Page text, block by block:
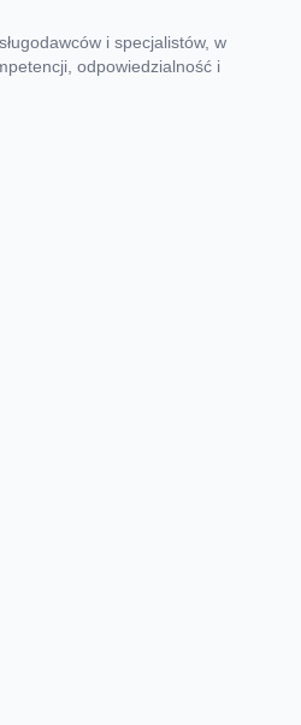
i specjalistów, w
odpowiedzialność i